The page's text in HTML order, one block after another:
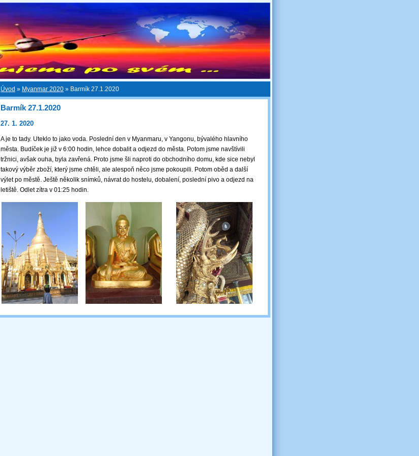
Úvod » Myanmar 2020 » Barmík 27.1.2020
Barmík 27.1.2020
27. 1. 2020
A je to tady. Uteklo to jako voda. Poslední den v Myanmaru, v Yangonu, bývalého hlavního
města. Budíček je již v 6:00 hodin, lehce dobalit a odjezd do města. Potom jsme navštívili
tržnici, avšak ouha, byla zavřená. Proto jsme šli naproti do obchodního domu, kde sice nebyl
takový výběr zboží, který jsme chtěli, ale alespoň něco jsme pokoupili. Potom oběd a další
výlet po městě. Ještě několik snímků, návrat do hostelu, dobalení, poslední pivo a odjezd na
letiště. Odlet zítra v 01:25 hodin.